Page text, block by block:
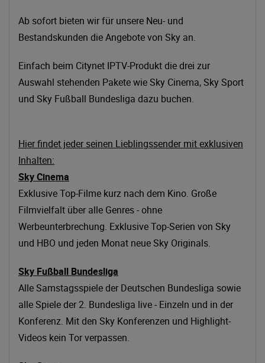
Ab sofort bieten wir für unsere Neu- und
Bestandskunden die Angebote von Sky an.
Einfach beim Citynet IPTV-Produkt die drei zur
Auswahl stehenden Pakete wie Sky Cinema, Sky Sport
und Sky Fußball Bundesliga dazu buchen.
Hier findet jeder seinen Lieblingssender mit exklusiven
Inhalten:
Sky Cinema
Exklusive Top-Filme kurz nach dem Kino. Große
Filmvielfalt über alle Genres - ohne
Werbeunterbrechung. Exklusive Top-Serien von Sky
und HBO und jeden Monat neue Sky Originals.
Sky Fußball Bundesliga
Alle Samstagsspiele der Deutschen Bundesliga sowie
alle Spiele der 2. Bundesliga live - Einzeln und in der
Konferenz. Mit den Sky Konferenzen und Highlight-
Videos kein Tor verpassen.